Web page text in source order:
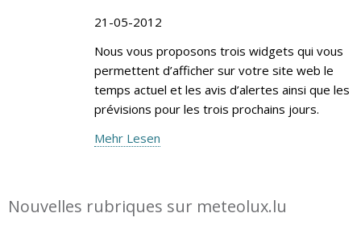
21-05-2012
Nous vous proposons trois widgets qui vous
permettent d’afficher sur votre site web le
temps actuel et les avis d’alertes ainsi que les
prévisions pour les trois prochains jours.
Mehr Lesen
Nouvelles rubriques sur meteolux.lu